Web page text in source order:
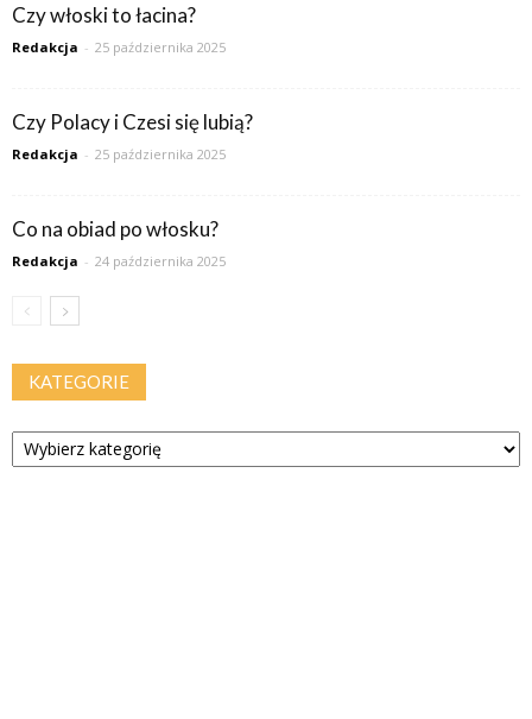
Czy włoski to łacina?
Redakcja - 25 października 2025
Czy Polacy i Czesi się lubią?
Redakcja - 25 października 2025
Co na obiad po włosku?
Redakcja - 24 października 2025
KATEGORIE
Kategorie